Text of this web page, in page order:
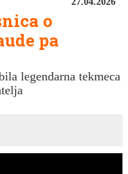
o
pa
legendarna tekmeca